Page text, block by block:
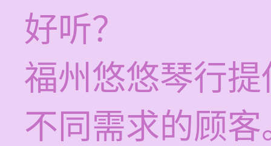
好听？
福州悠悠琴行
不同需求的顾